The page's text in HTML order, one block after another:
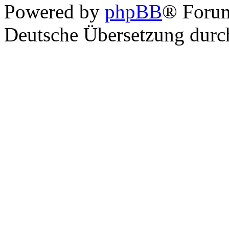
Powered by phpBB®
Deutsche Übersetzung